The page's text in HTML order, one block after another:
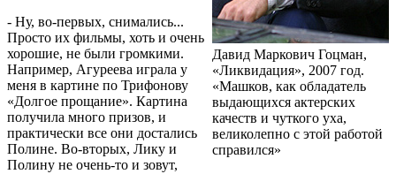
Давид Маркович Гоцман,
«Ликвидация», 2007 год.
«Машков, как обладатель
выдающихся актерских
качеств и чуткого уха,
великолепно с этой работой
справился»
- Ну, во-первых, снимались...
Просто их фильмы, хоть и очень
хорошие, не были громкими.
Например, Агуреева играла у
меня в картине по Трифонову
«Долгое прощание». Картина
получила много призов, и
практически все они достались
Полине. Во-вторых, Лику и
Полину не очень-то и зовут,